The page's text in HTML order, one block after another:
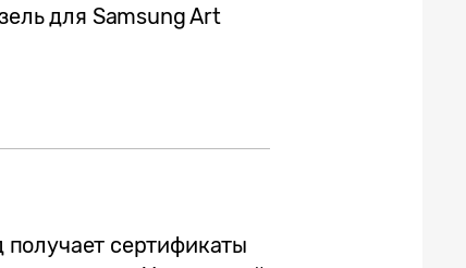
для Samsung Art
сертификаты